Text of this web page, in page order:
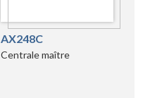
AX248C
Centrale maître